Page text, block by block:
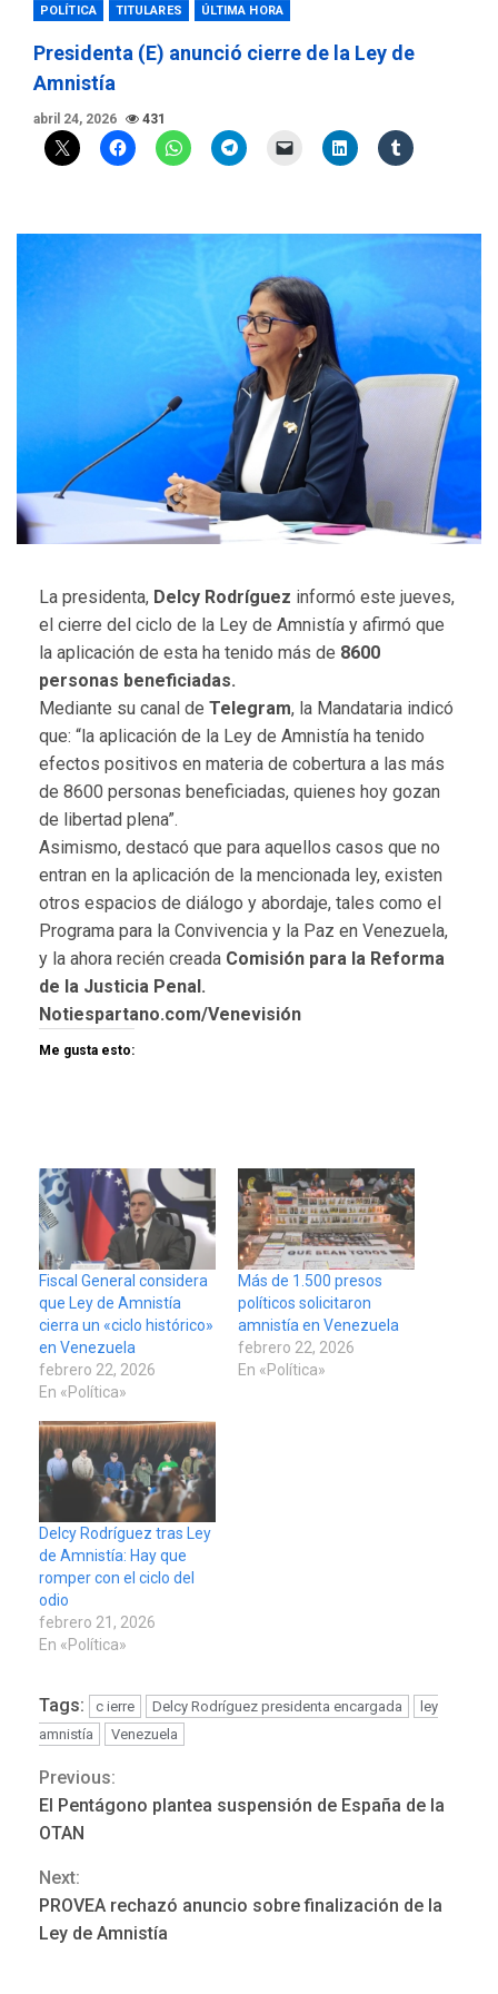
POLÍTICA TITULARES ÚLTIMA HORA
Presidenta (E) anunció cierre de la Ley de
Amnistía
abril 24, 2026 431
La presidenta, Delcy Rodríguez informó este jueves,
el cierre del ciclo de la Ley de Amnistía y afirmó que
la aplicación de esta ha tenido más de 8600
personas beneficiadas.
Mediante su canal de Telegram, la Mandataria indicó
que: “la aplicación de la Ley de Amnistía ha tenido
efectos positivos en materia de cobertura a las más
de 8600 personas beneficiadas, quienes hoy gozan
de libertad plena”.
Asimismo, destacó que para aquellos casos que no
entran en la aplicación de la mencionada ley, existen
otros espacios de diálogo y abordaje, tales como el
Programa para la Convivencia y la Paz en Venezuela,
y la ahora recién creada Comisión para la Reforma
de la Justicia Penal.
Notiespartano.com/Venevisión
Me gusta esto:
Fiscal General considera
que Ley de Amnistía
cierra un «ciclo histórico»
en Venezuela
febrero 22, 2026
En «Política»
Más de 1.500 presos
políticos solicitaron
amnistía en Venezuela
febrero 22, 2026
En «Política»
Delcy Rodríguez tras Ley
de Amnistía: Hay que
romper con el ciclo del
odio
febrero 21, 2026
En «Política»
Tags: c ierre Delcy Rodríguez presidenta encargada
ley
amnistía
Venezuela
Continue
Reading
Previous:
El Pentágono plantea suspensión de España de la
OTAN
Next:
PROVEA rechazó anuncio sobre finalización de la
Ley de Amnistía